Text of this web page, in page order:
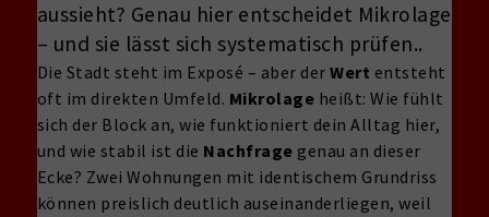
aussieht? Genau hier entscheidet Mikrolage
– und sie lässt sich systematisch prüfen..
Die Stadt steht im Exposé – aber derWert entsteht
oft im direkten Umfeld. Mikrolage heißt: Wie fühlt
sich der Block an, wie funktioniert dein Alltag hier,
und wie stabil ist die Nachfrage genau an dieser
Ecke? Zwei Wohnungen mit identischem Grundriss
können preislich deutlich auseinanderliegen, weil